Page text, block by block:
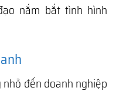
nắm bắt tình hình
đến doanh nghiệp